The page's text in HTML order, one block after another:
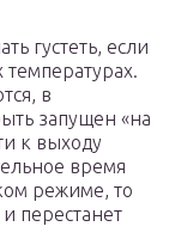
густеть, если
температурах.
в
запущен «на
к выходу
время
режиме, то
перестанет